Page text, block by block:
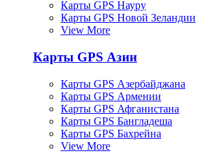
Карты GPS Науру
Карты GPS Новой Зеландии
View More
Карты GPS Азии
Карты GPS Азербайджана
Карты GPS Армении
Карты GPS Афганистана
Карты GPS Бангладеша
Карты GPS Бахрейна
View More